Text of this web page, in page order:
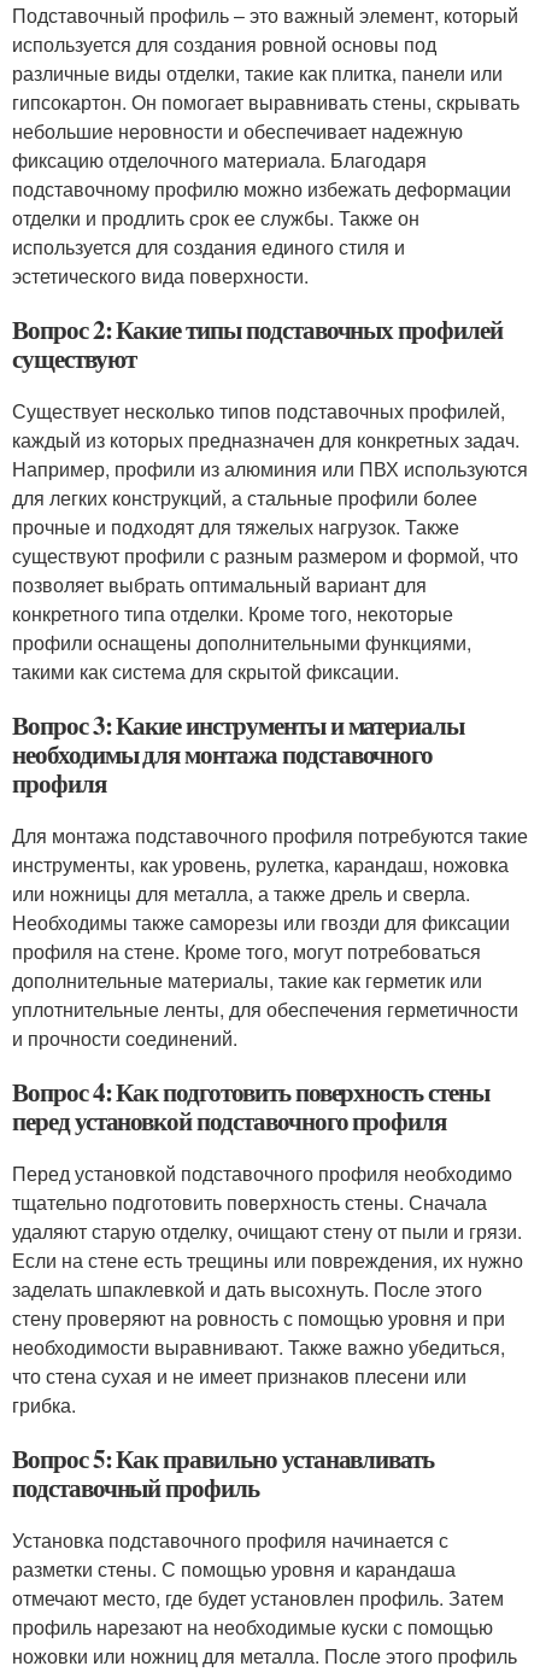
Подставочный профиль – это важный элемент, который
используется для создания ровной основы под
различные виды отделки, такие как плитка, панели или
гипсокартон. Он помогает выравнивать стены, скрывать
небольшие неровности и обеспечивает надежную
фиксацию отделочного материала. Благодаря
подставочному профилю можно избежать деформации
отделки и продлить срок ее службы. Также он
используется для создания единого стиля и
эстетического вида поверхности.
Вопрос 2: Какие типы подставочных профилей
существуют
Существует несколько типов подставочных профилей,
каждый из которых предназначен для конкретных задач.
Например, профили из алюминия или ПВХ используются
для легких конструкций, а стальные профили более
прочные и подходят для тяжелых нагрузок. Также
существуют профили с разным размером и формой, что
позволяет выбрать оптимальный вариант для
конкретного типа отделки. Кроме того, некоторые
профили оснащены дополнительными функциями,
такими как система для скрытой фиксации.
Вопрос 3: Какие инструменты и материалы
необходимы для монтажа подставочного
профиля
Для монтажа подставочного профиля потребуются такие
инструменты, как уровень, рулетка, карандаш, ножовка
или ножницы для металла, а также дрель и сверла.
Необходимы также саморезы или гвозди для фиксации
профиля на стене. Кроме того, могут потребоваться
дополнительные материалы, такие как герметик или
уплотнительные ленты, для обеспечения герметичности
и прочности соединений.
Вопрос 4: Как подготовить поверхность стены
перед установкой подставочного профиля
Перед установкой подставочного профиля необходимо
тщательно подготовить поверхность стены. Сначала
удаляют старую отделку, очищают стену от пыли и грязи.
Если на стене есть трещины или повреждения, их нужно
заделать шпаклевкой и дать высохнуть. После этого
стену проверяют на ровность с помощью уровня и при
необходимости выравнивают. Также важно убедиться,
что стена сухая и не имеет признаков плесени или
грибка.
Вопрос 5: Как правильно устанавливать
подставочный профиль
Установка подставочного профиля начинается с
разметки стены. С помощью уровня и карандаша
отмечают место, где будет установлен профиль. Затем
профиль нарезают на необходимые куски с помощью
ножовки или ножниц для металла. После этого профиль